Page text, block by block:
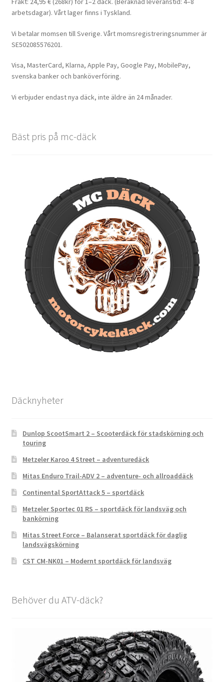
arbetsdagar). Vårt lager finns i Tyskland.
Vi betalar momsen till Sverige. Vårt momsregistreringsnummer är
SE502085576201.
Visa, MasterCard, Klarna, Apple Pay, Google Pay, MobilePay,
svenska banker och banköverföring.
Vi erbjuder endast nya däck, inte äldre än 24 månader.
Bäst pris på mc-däck
Däcknyheter
Dunlop ScootSmart 2 – Scooterdäck för stadskörning och
touring
Metzeler Karoo 4 Street – adventuredäck
Mitas Enduro Trail-ADV 2 – adventure- och allroaddäck
Continental SportAttack 5 – sportdäck
Metzeler Sportec 01 RS – sportdäck för landsväg och
bankörning
Mitas Street Force – Balanserat sportdäck för daglig
landsvägskörning
CST CM-NK01 – Modernt sportdäck för landsväg
Behöver du ATV-däck?